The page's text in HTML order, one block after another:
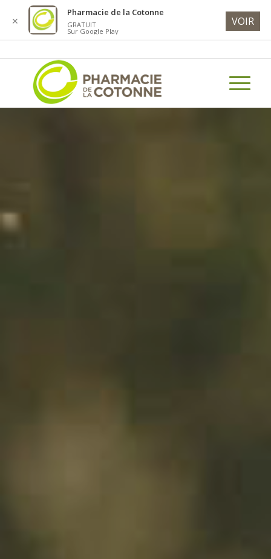
✕
Pharmacie de la Cotonne
GRATUIT
Sur Google Play
VOIR